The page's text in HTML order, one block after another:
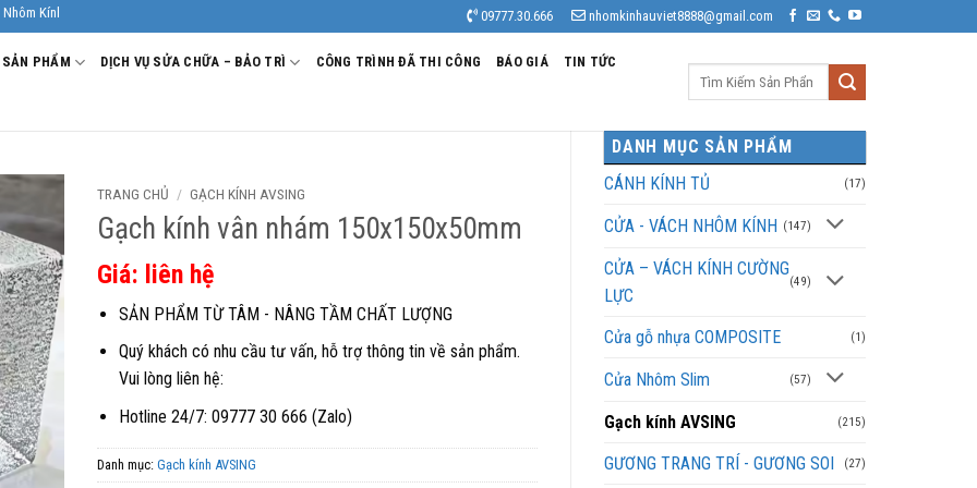
Âu Viêt. Nhà Sản xuất - Thi công Nhôm kính uy tín, chất lượng. 09777.30.666 nhomkinhauviet8888@gmail.com
SẢN PHẨM DỊCH VỤ SỬA CHỮA – BẢO TRÌ CÔNG TRÌNH ĐÃ THI CÔNG BÁO GIÁ TIN TỨC
DANH MỤC SẢN PHẨM
CÁNH KÍNH TỦ
(17)
CỬA - VÁCH NHÔM KÍNH (147)
CỬA – VÁCH KÍNH CƯỜNG
LỰC
(49)
Cửa gỗ nhựa COMPOSITE (1)
Cửa Nhôm Slim (57)
Gạch kính AVSING (215)
GƯƠNG TRANG TRÍ - GƯƠNG SOI (27)
TRANG CHỦ / GẠCH KÍNH AVSING
Gạch kính vân nhám 150x150x50mm
Giá: liên hệ
SẢN PHẨM TỪ TÂM - NÂNG TẦM CHẤT LƯỢNG
Quý khách có nhu cầu tư vấn, hỗ trợ thông tin về sản phẩm.
Vui lòng liên hệ:
Hotline 24/7: 09777 30 666 (Zalo)
Danh mục: Gạch kính AVSING